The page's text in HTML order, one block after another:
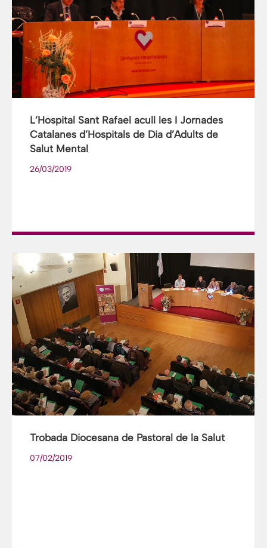
L’Hospital Sant Rafael acull les I Jornades
Catalanes d’Hospitals de Dia d’Adults de
Salut Mental
26/03/2019
Trobada Diocesana de Pastoral de la Salut
07/02/2019